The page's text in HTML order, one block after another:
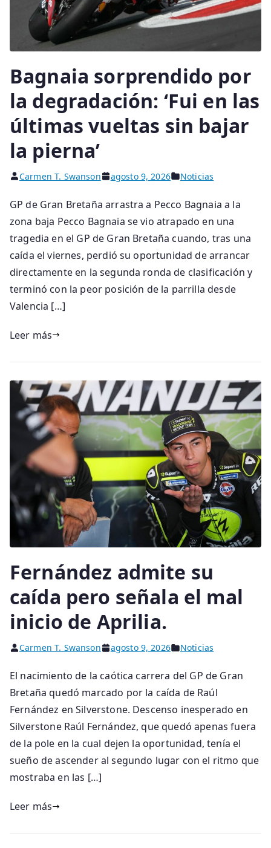
Bagnaia sorprendido por
la degradación: ‘Fui en las
últimas vueltas sin bajar
la pierna’
Carmen T. Swanson agosto 9, 2026 Noticias
GP de Gran Bretaña arrastra a Pecco Bagnaia a la
zona baja Pecco Bagnaia se vio atrapado en una
tragedia en el GP de Gran Bretaña cuando, tras una
caída el viernes, perdió su oportunidad de arrancar
directamente en la segunda ronda de clasificación y
terminó con la peor posición de la parrilla desde
Valencia […]
Leer más
Fernández admite su
caída pero señala el mal
inicio de Aprilia.
Carmen T. Swanson agosto 9, 2026 Noticias
El nacimiento de la caótica carrera del GP de Gran
Bretaña quedó marcado por la caída de Raúl
Fernández en Silverstone. Descenso inesperado en
Silverstone Raúl Fernández, que quedó apenas fuera
de la pole en la cual dejen la oportunidad, tenía el
sueño de ascender al segundo lugar con el ritmo que
mostraba en las […]
Leer más